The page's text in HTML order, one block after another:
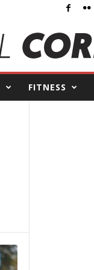
FITNESS